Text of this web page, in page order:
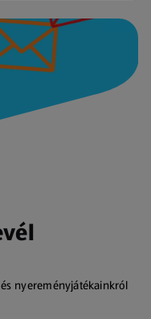
nyereményjátékainkról